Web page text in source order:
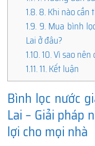
1.8.8. Khi nào cần
1.9. 9. Mua bình
Lai ở đâu?
1.10.10. Vì sao
1.11.11. Kết luận
Bình lọc nước
Lai – Giải pháp
lợi cho mọi nhà